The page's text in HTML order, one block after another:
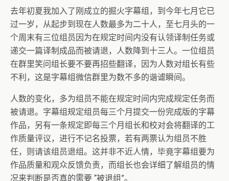
去年初夏我加入了刚成立的掘火字幕组，到今年七月它已
过一岁，从起步到现在人数最多为二十人，至七月头的一
个周末有三位组员因为在规定时间内没有认领译制任务或
递交一篇译制成品而被请退，人数降到十三人。一位组员
在群里笑问组长要不要再招些翻译，因为人数对组长有些
不利，这是字幕组微信群里为数不多的谐谑瞬间。
人数的变化，多为组员不能在规定时间内完成规定任务而
被请退。字幕组规定组员每三个月提交一份完成版的字幕
作品，另有一条规定即每三个月组长和校对会将翻译的工
作质量评议，进行不记名投票，若有两票认为组员不胜
任，则请该组员退组。这并非不近人情，毕竟字幕组要为
作品质量和观众反馈负责，而组长也会详细了解组员的情
况来判断是否真的需要 “被退组”。